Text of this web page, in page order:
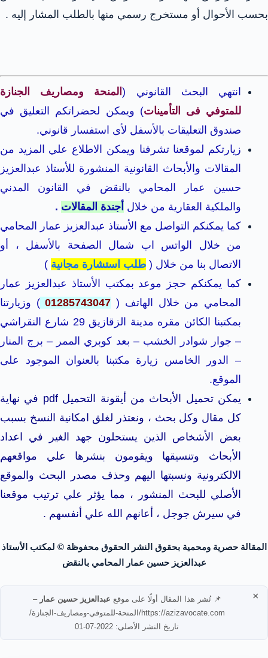
بحسب الأحوال أو مستخرج رسمي منها بالطلب المشار إليه .
انتهي البحث القانوني (المنحة ومصاريف الجنازة
للمتوفي فى التأمينات) ويمكن لحضراتكم التعليق في
صندوق التعليقات بالأسفل لأى استفسار قانوني.
زيارتكم لموقعنا تشرفنا ويمكن الاطلاع علي المزيد من
المقالات والأبحاث القانونية المنشورة للأستاذ عبدالعزيز
حسين عمار المحامي بالنقض في القانون المدني
والملكية العقارية من خلال أجندة المقالات .
كما يمكنكم التواصل مع الأستاذ عبدالعزيز عمار المحامي
من خلال الواتس اب شمال الصفحة بالأسفل ، أو
الاتصال بنا من خلال ( طلب استشارة مجانية )
كما يمكنكم حجز موعد بمكتب الأستاذ عبدالعزيز عمار
المحامي من خلال الهاتف ( 01285743047 ) وزيارتنا
بمكتبنا الكائن مقره مدينة الزقازيق 29 شارع النقراشي
– جوار شوادر الخشب – بعد كوبري الممر – برج المنار
– الدور الخامس زيارة مكتبنا بالعنوان الموجود على
الموقع.
يمكن تحميل الأبحاث من أيقونة التحميل pdf في نهاية
كل مقال وكل بحث ، ونعتذر لغلق امكانية النسخ بسبب
بعض الأشخاص الذين يستحلون جهد الغير في اعداد
الأبحاث وتنسيقها ويقومون بنشرها علي مواقعهم
الالكترونية ونسبتها اليهم وحذف مصدر البحث والموقع
الأصلي للبحث المنشور ، مما يؤثر علي ترتيب موقعنا
في سيرش جوجل ، أعانهم الله علي أنفسهم .
المقالة حصرية ومحمية بحقوق النشر الحقوق محفوظة © لمكتب الأستاذ
عبدالعزيز حسين عمار المحامي بالنقض
📌 نُشر هذا المقال أولًا على موقع عبدالعزيز حسين عمار –
https://azizavocate.com/المنحة-للمتوفي-ومصاريف-الجنازة/
تاريخ النشر الأصلي: 2022-07-01
×